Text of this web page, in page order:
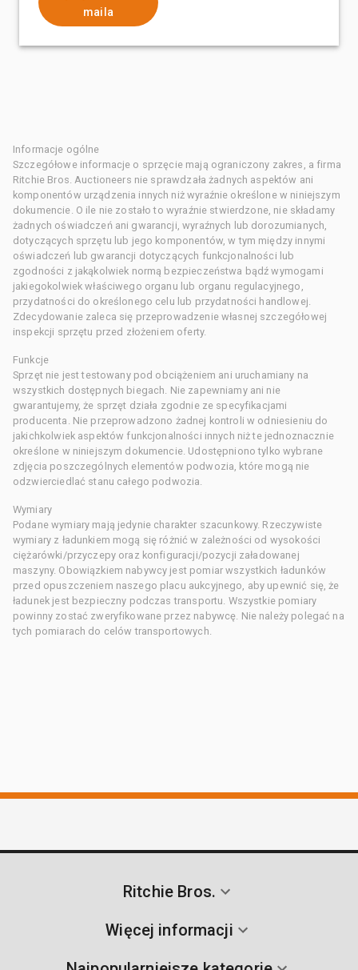
maila
Informacje ogólne
Szczegółowe informacje o sprzęcie mają ograniczony zakres, a firma
Ritchie Bros. Auctioneers nie sprawdzała żadnych aspektów ani
komponentów urządzenia innych niż wyraźnie określone w niniejszym
dokumencie. O ile nie zostało to wyraźnie stwierdzone, nie składamy
żadnych oświadczeń ani gwarancji, wyraźnych lub dorozumianych,
dotyczących sprzętu lub jego komponentów, w tym między innymi
oświadczeń lub gwarancji dotyczących funkcjonalności lub
zgodności z jakąkolwiek normą bezpieczeństwa bądź wymogami
jakiegokolwiek właściwego organu lub organu regulacyjnego,
przydatności do określonego celu lub przydatności handlowej.
Zdecydowanie zaleca się przeprowadzenie własnej szczegółowej
inspekcji sprzętu przed złożeniem oferty.
Funkcje
Sprzęt nie jest testowany pod obciążeniem ani uruchamiany na
wszystkich dostępnych biegach. Nie zapewniamy ani nie
gwarantujemy, że sprzęt działa zgodnie ze specyfikacjami
producenta. Nie przeprowadzono żadnej kontroli w odniesieniu do
jakichkolwiek aspektów funkcjonalności innych niż te jednoznacznie
określone w niniejszym dokumencie. Udostępniono tylko wybrane
zdjęcia poszczególnych elementów podwozia, które mogą nie
odzwierciedlać stanu całego podwozia.
Wymiary
Podane wymiary mają jedynie charakter szacunkowy. Rzeczywiste
wymiary z ładunkiem mogą się różnić w zależności od wysokości
ciężarówki/przyczepy oraz konfiguracji/pozycji załadowanej
maszyny. Obowiązkiem nabywcy jest pomiar wszystkich ładunków
przed opuszczeniem naszego placu aukcyjnego, aby upewnić się, że
ładunek jest bezpieczny podczas transportu. Wszystkie pomiary
powinny zostać zweryfikowane przez nabywcę. Nie należy polegać na
tych pomiarach do celów transportowych.
Ritchie Bros.
Więcej informacji